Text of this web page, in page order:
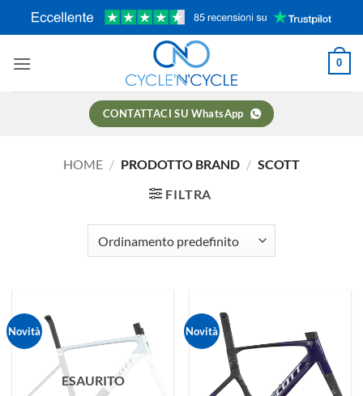
0
CONTATTACI SU WhatsApp
HOME / PRODOTTO BRAND / SCOTT
FILTRA
Novità
ESAURITO
Novità